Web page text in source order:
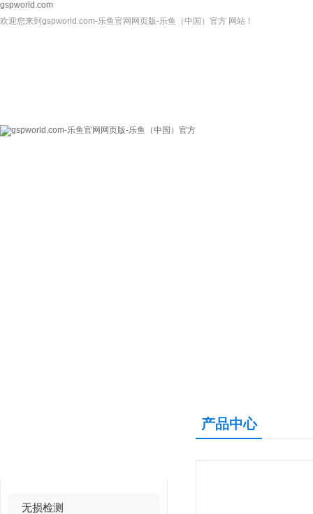
gspworld.com
欢迎您来到gspworld.com-乐鱼官网网页版-乐鱼（中国）官方 网站！
gspworld.com-乐
无损检测
产品中心